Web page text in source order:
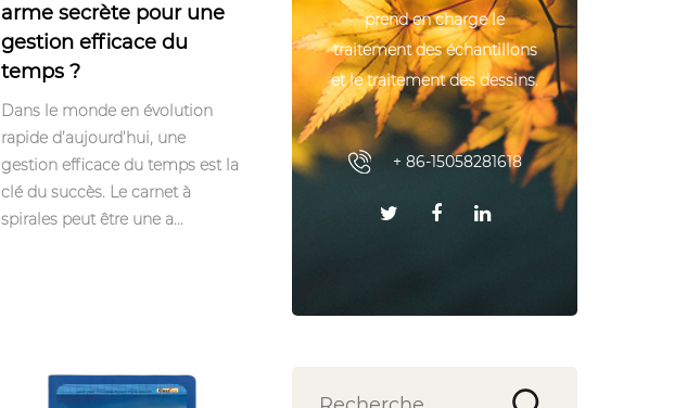
arme secrète pour une
gestion efficace du
temps ?
Dans le monde en évolution
rapide d’aujourd’hui, une
gestion efficace du temps est la
clé du succès. Le carnet à
spirales peut être une a...
prend en charge le
traitement des échantillons
et le traitement des dessins.
+ 86-15058281618